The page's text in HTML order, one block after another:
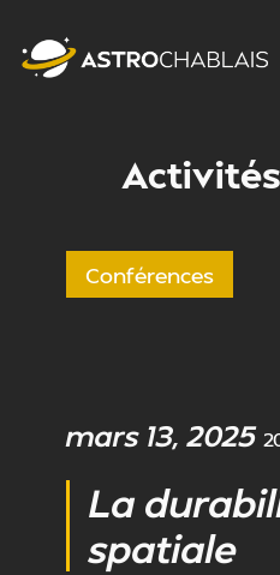
au
contenu
Conférences
mars 13, 2025
La
spatiale